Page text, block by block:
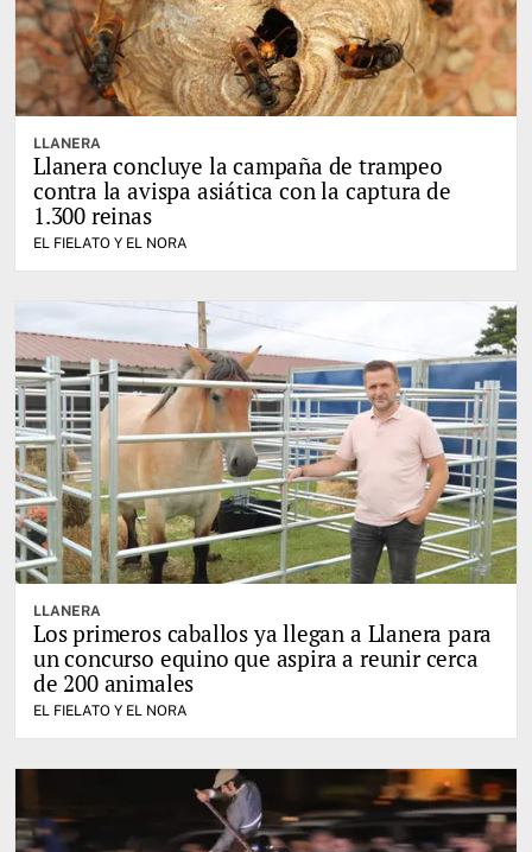
LLANERA
Llanera concluye la campaña de trampeo
contra la avispa asiática con la captura de
1.300 reinas
EL FIELATO Y EL NORA
LLANERA
Los primeros caballos ya llegan a Llanera para
un concurso equino que aspira a reunir cerca
de 200 animales
EL FIELATO Y EL NORA